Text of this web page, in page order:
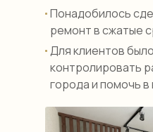
Понадобилось
ремонт в сжатые
Для клиентов
контролировать
города и помочь